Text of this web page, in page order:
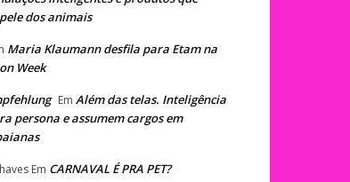
dos animais
Maria Klaumann desfila para Etam na
Week
Em Além das telas. Inteligência
persona e assumem cargos em
Em CARNAVAL É PRA PET?